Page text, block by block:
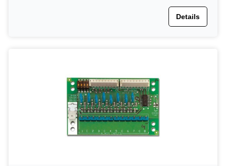
Details